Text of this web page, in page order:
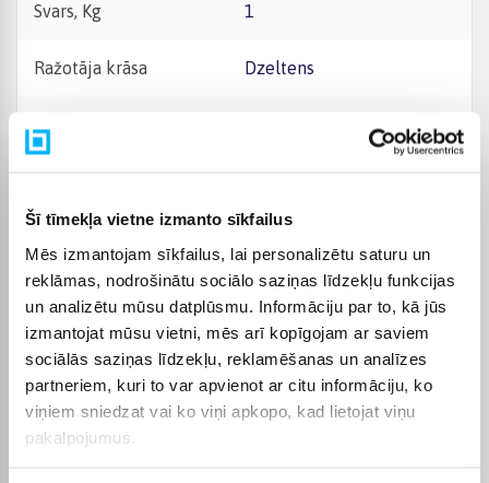
Šī tīmekļa vietne izmanto sīkfailus
Mēs izmantojam sīkfailus, lai personalizētu saturu un
reklāmas, nodrošinātu sociālo saziņas līdzekļu funkcijas
un analizētu mūsu datplūsmu. Informāciju par to, kā jūs
izmantojat mūsu vietni, mēs arī kopīgojam ar saviem
sociālās saziņas līdzekļu, reklamēšanas un analīzes
partneriem, kuri to var apvienot ar citu informāciju, ko
viņiem sniedzat vai ko viņi apkopo, kad lietojat viņu
pakalpojumus.
Svars, Kg 1
Ražotāja krāsa Dzeltens
Materiāls -
Garums, cm -
Mājas telpa Dzīvojamā istaba
Iepakojuma skaits 1